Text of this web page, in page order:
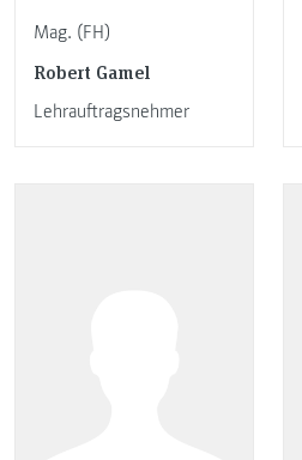
Mag. (FH)
Robert Gamel
Lehrauftragsnehmer